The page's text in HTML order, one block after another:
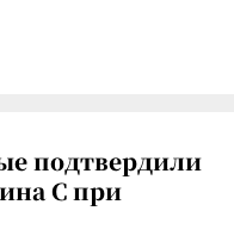
подтвердили
C при